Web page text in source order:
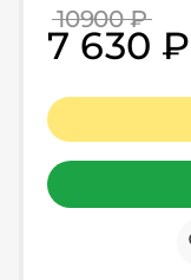
10900 ₽
7 630 ₽